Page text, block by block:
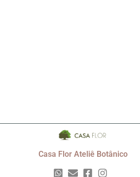
Casa Flor Ateliê Botânico